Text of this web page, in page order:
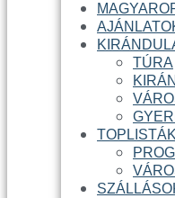
TÚRA
TOPLISTÁK